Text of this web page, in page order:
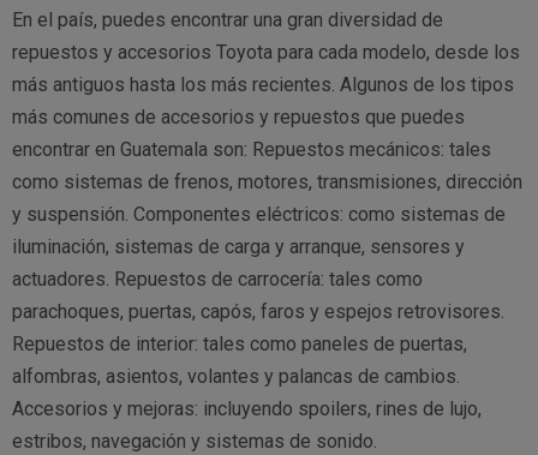
En el país, puedes encontrar una gran diversidad de
repuestos y accesorios Toyota para cada modelo, desde los
más antiguos hasta los más recientes. Algunos de los tipos
más comunes de accesorios y repuestos que puedes
encontrar en Guatemala son: Repuestos mecánicos: tales
como sistemas de frenos, motores, transmisiones, dirección
y suspensión. Componentes eléctricos: como sistemas de
iluminación, sistemas de carga y arranque, sensores y
actuadores. Repuestos de carrocería: tales como
parachoques, puertas, capós, faros y espejos retrovisores.
Repuestos de interior: tales como paneles de puertas,
alfombras, asientos, volantes y palancas de cambios.
Accesorios y mejoras: incluyendo spoilers, rines de lujo,
estribos, navegación y sistemas de sonido.